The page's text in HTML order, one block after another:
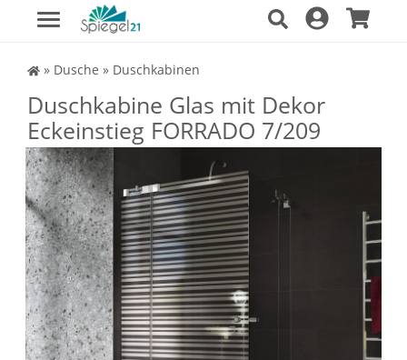
Spiegel Shop
» Dusche » Duschkabinen
Duschkabine Glas mit Dekor
Eckeinstieg FORRADO 7/209